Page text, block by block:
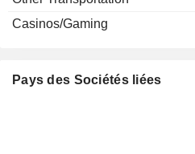
Fondazione Laureus Sport for
Good Italia ONLUS
Rupert SA
Casinos/Gaming
Pays des Sociétés liées